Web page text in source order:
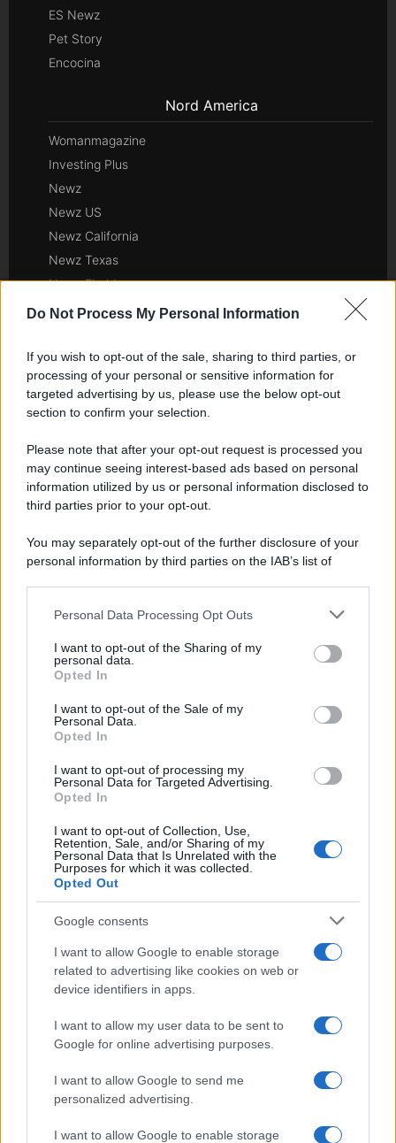
Do Not Process My Personal Information
If you wish to opt-out of the sale, sharing to third parties, or
processing of your personal or sensitive information for
targeted advertising by us, please use the below opt-out
section to confirm your selection.
Please note that after your opt-out request is processed you
may continue seeing interest-based ads based on personal
information utilized by us or personal information disclosed to
third parties prior to your opt-out.
You may separately opt-out of the further disclosure of your
personal information by third parties on the IAB’s list of
This information may also be disclosed by us to third parties
disclose it to other third parties.
Please note that this website/app uses one or more Google
services and may gather and store information including but
not limited to your visit or usage behaviour. You may click to
grant or deny consent to Google and its third-party tags to
consent section.
Personal Data Processing Opt Outs
I want to opt-out of the Sharing of my
personal data.
Opted In
I want to opt-out of the Sale of my
Personal Data.
Opted In
I want to opt-out of processing my
Personal Data for Targeted Advertising.
Opted In
I want to opt-out of Collection, Use,
Retention, Sale, and/or Sharing of my
Personal Data that Is Unrelated with the
Purposes for which it was collected.
Opted Out
Google consents
I want to allow Google to enable storage
related to advertising like cookies on web or
device identifiers in apps.
I want to allow my user data to be sent to
Google for online advertising purposes.
I want to allow Google to send me
personalized advertising.
I want to allow Google to enable storage
ES Newz
Pet Story
Encocina
Nord America
Womanmagazine
Investing Plus
Newz
Newz US
Newz California
Newz Texas
Newz Florida
Newz New York
Newz Illinois
Newz Ohio
Gameland
Scoop Mag
Lgbtqia News
Motors Magazine 365
Home Magazine 365
Cineverse Magazine
InvestirMag
Investieren24
UK
News Hub UK
Investeren 24
NL Newz